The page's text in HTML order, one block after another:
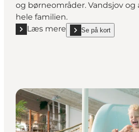
og børneområder. Vandsjov og
hele familien.
Læs mere
Læs mere "LalandiaSe på kort
show Lalandia